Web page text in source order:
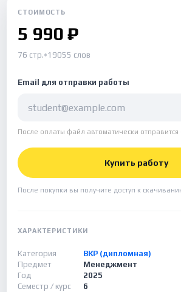
СТОИМОСТЬ
5 990 ₽
76 стр.•19055 слов
Email для отправки работы
После оплаты файл автоматически отправится
Купить работу
После покупки вы получите доступ к
ХАРАКТЕРИСТИКИ
Категория
ВКР (дипломная)
Предмет
Менеджмент
Год
2025
Семестр / курс
6